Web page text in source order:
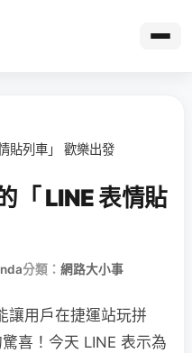
貼列車」 歡樂出發
「 LINE 表情貼
分類： 網路大小事
讓用戶在捷運站玩拼
喜！今天 LINE 表示為